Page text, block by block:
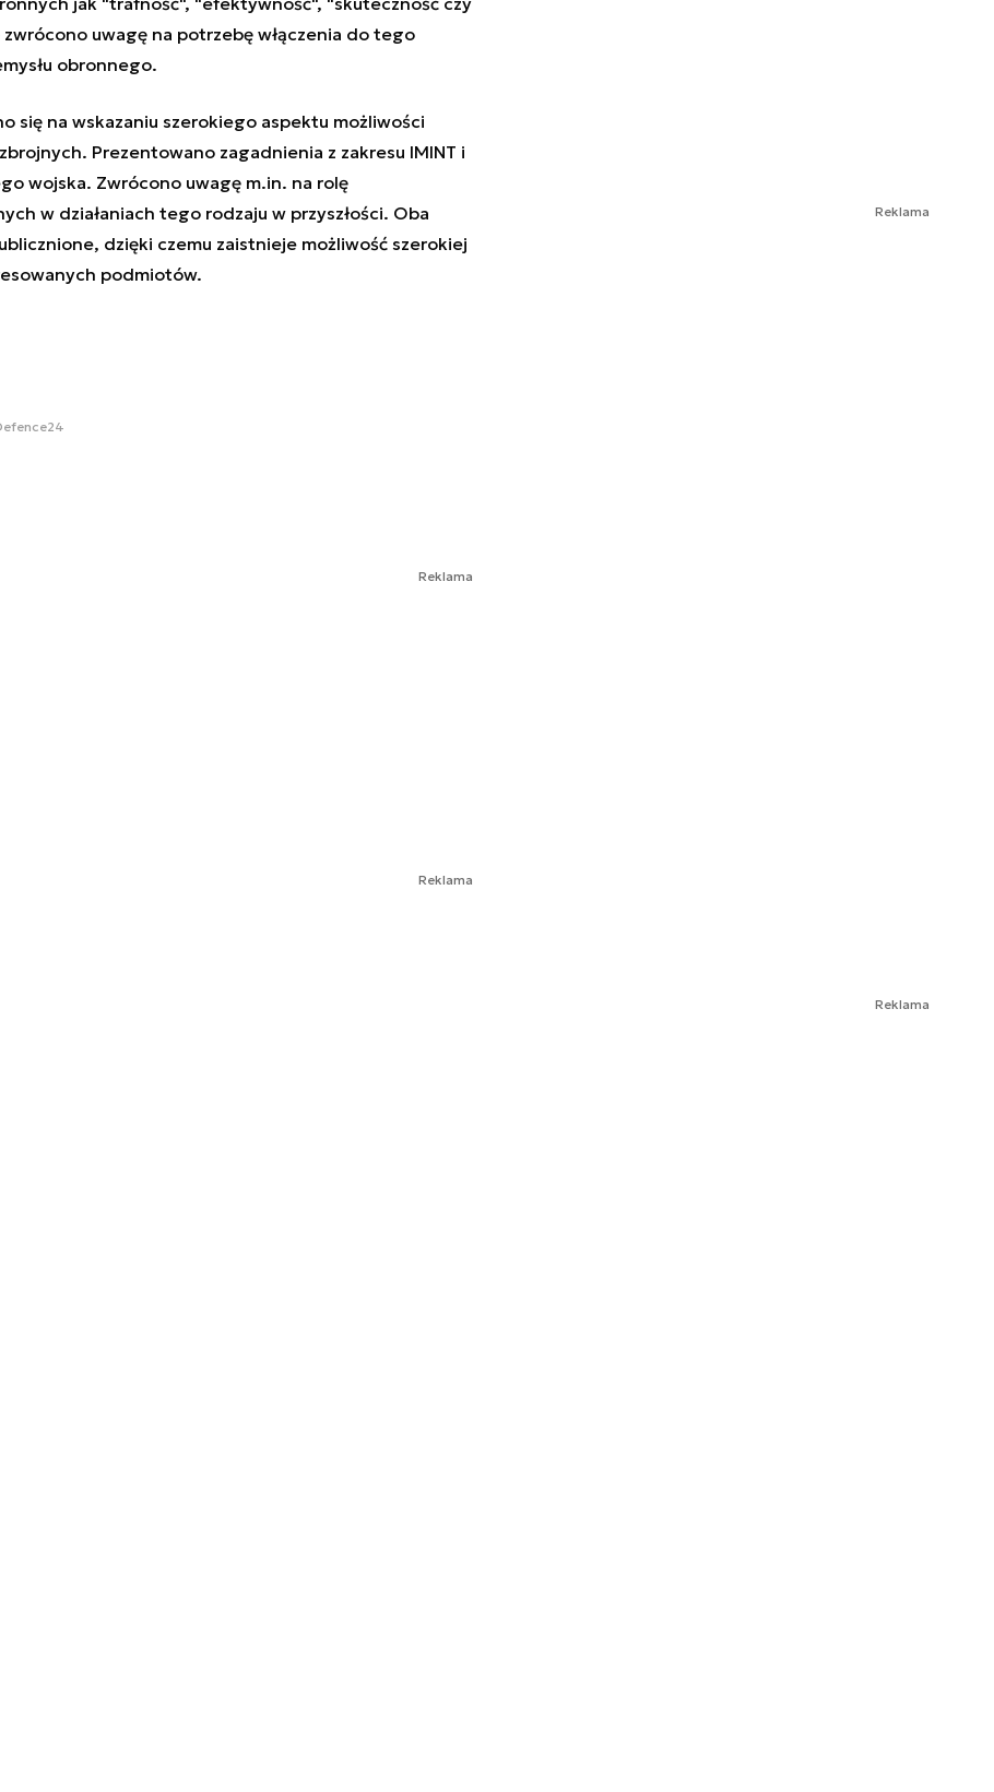
uwagę na potrzebę włączenia do tego
obronnego.
się na wskazaniu szerokiego aspektu możliwości
Prezentowano zagadnienia z zakresu IMINT i
wojska. Zwrócono uwagę m.in. na rolę
w działaniach tego rodzaju w przyszłości. Oba
dzięki czemu zaistnieje możliwość szerokiej
podmiotów.
Reklama
Reklama
Reklama
Reklama